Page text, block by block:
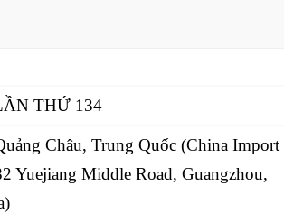
THỨ 134
Châu, Trung Quốc (China Import
Yuejiang Middle Road, Guangzhou,